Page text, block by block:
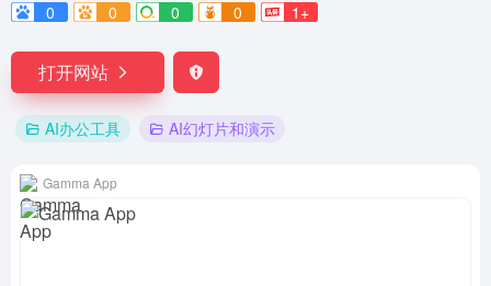
0
0 0 0 1+
打开网站
AI办公工具 AI幻灯片和演示
Gamma App